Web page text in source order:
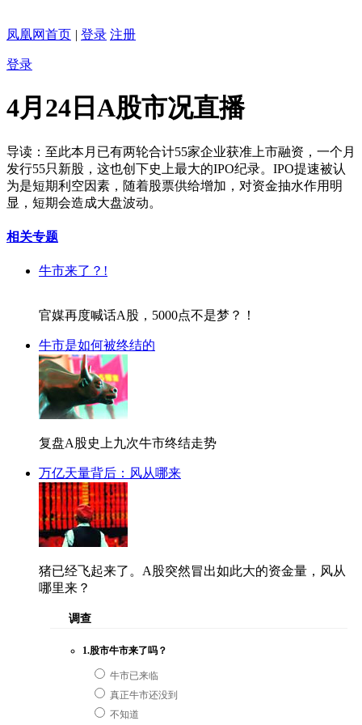
凤凰网首页 | 登录 注册
登录
4月24日A股市况直播
导读：至此本月已有两轮合计55家企业获准上市融资，一个月
发行55只新股，这也创下史上最大的IPO纪录。IPO提速被认
为是短期利空因素，随着股票供给增加，对资金抽水作用明
显，短期会造成大盘波动。
相关专题
牛市来了？!
官媒再度喊话A股，5000点不是梦？！
牛市是如何被终结的
复盘A股史上九次牛市终结走势
万亿天量背后：风从哪来
猪已经飞起来了。A股突然冒出如此大的资金量，风从
哪里来？
调查
1.股市牛市来了吗？
牛市已来临
真正牛市还没到
不知道